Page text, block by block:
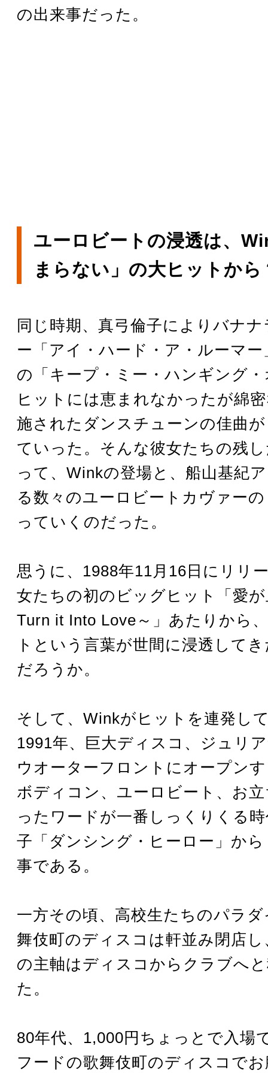
の出来事だった。
ユーロビートの浸透は、
まらない」の大ヒットから
同じ時期、真弓倫子によりバナ
ー「アイ・ハード・ア・ルーマ
の「キープ・ミー・ハンギング
ヒットには恵まれなかったが綿
施されたダンスチューンの佳曲
ていった。そんな彼女たちの残
って、Winkの登場と、船山基紀
る数々のユーロビートカヴァー
っていくのだった。
思うに、1988年11月16日にリリ
女たちの初のビッグヒット「愛
Turn it Into Love～」あたりから
トという言葉が世間に浸透して
だろうか。
そして、Winkがヒットを連発し
1991年、巨大ディスコ、ジュリ
ウオーターフロントにオープン
ボディコン、ユーロビート、お
ったワードが一番しっくりくる
子「ダンシング・ヒーロー」か
事である。
一方その頃、高校生たちのパラ
舞伎町のディスコは軒並み閉店
の主軸はディスコからクラブへ
た。
80年代、1,000円ちょっとで入場
フードの歌舞伎町のディスコで